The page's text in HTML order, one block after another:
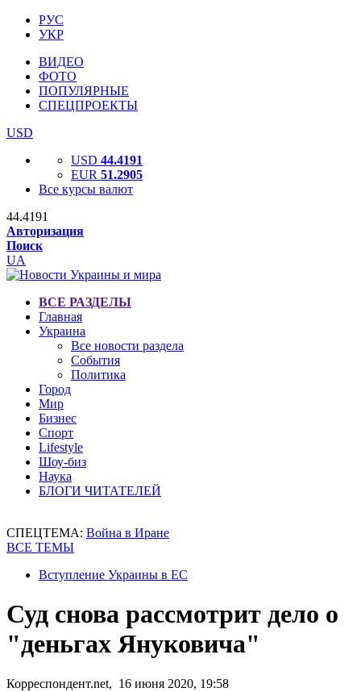
РУС
УКР
ВИДЕО
ФОТО
ПОПУЛЯРНЫЕ
СПЕЦПРОЕКТЫ
USD
USD 44.4191
EUR 51.2905
Все курсы валют
44.4191
Авторизация
Поиск
UA
ВСЕ РАЗДЕЛЫ
Главная
Украина
Все новости раздела
События
Политика
Город
Мир
Бизнес
Спорт
Lifestyle
Шоу-биз
Наука
БЛОГИ ЧИТАТЕЛЕЙ
СПЕЦТЕМА: Война в Иране
ВСЕ ТЕМЫ
Вступление Украины в ЕС
Суд снова рассмотрит дело о
"деньгах Януковича"
Корреспондент.net, 16 июня 2020, 19:58